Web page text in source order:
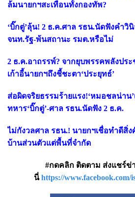
ล้มนายกฯสะเทือนทั้งกองทัพ?
‘บิ๊กตู่’ลุ้น! 2 ธ.ค.ศาล รธน.นัดฟังคำวิ
จนท.รัฐ-พ้นสถานะ รมต.หรือไม่
2 ธ.ค.อาถรรพ์? จากยุบพรรคพลังปร
เก้าอี้นายกฯถึงชี้ชะตา‘ประยุทธ์’
ส่อผิดจริยธรรมร้ายแรง!‘หมอชลน่าน
ทหาร‘บิ๊กตู่’-ศาล รธน.นัดฟัง 2 ธ.ค.
ไม่กังวลศาล รธน.! นายกฯเชื่อทำดีสิ่
บ้านส่วนตัวแต่พื้นที่จำกัด
#กดคลิก ติดตาม ส่งแชร์ข่
นี่https://www.facebook.com/